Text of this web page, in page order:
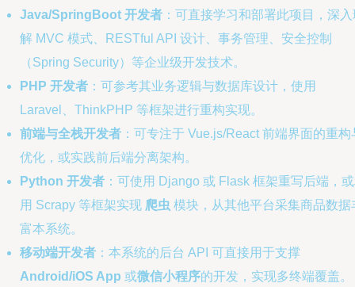
Java/SpringBoot 开发者 ：可直接学习和部署此项目，深
解 MVC 模式、RESTful API 设计、事务管理、安全控制
（Spring Security）等企业级开发技术。
PHP 开发者 ：可参考其业务逻辑与数据库设计，使用
Laravel、ThinkPHP 等框架进行重构实现。
前端与全栈开发者 ：可专注于 Vue.js/React 前端界面的重构
优化，或实践前后端分离架构。
Python 开发者 ：可使用 Django 或 Flask 框架重写后端，
用 Scrapy 等框架实现 爬虫 模块，从其他平台采集商品数据
富本系统。
移动端开发者 ：本系统的后台 API 可直接用于支撑
Android/iOS App 或微信小程序的开发，实现多终端覆盖。